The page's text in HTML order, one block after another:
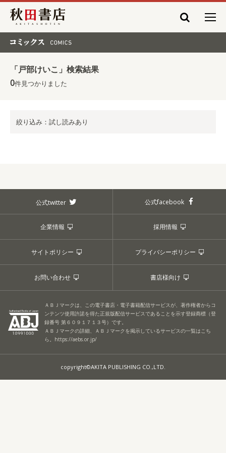
秋田書店
「戸部けいこ」検索結果
0件見つかりました
絞り込み：試し読みあり
公式twitter 公式facebook
企業情報 採用情報
サイトポリシー プライバシーポリシー
お問い合わせ 書店様向け
ＡＢＪマークは、この電子書店・電子書籍配信サービスが、著作権者からコ
ンテンツ使用許諾を得た正規版配信サービスであることを示す登録商標（登
録番号 第６０９１７１３号）です。
ＡＢＪマークの詳細、ＡＢＪマークを掲示しているサービスの一覧はこち
ら。 https://aebs.or.jp/
copyright©AKITA PUBLISHING CO.,LTD.